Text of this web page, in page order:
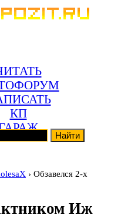
КП
› Обзавелся 2-х
Иж